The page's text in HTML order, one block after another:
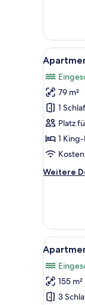
Zimmer
Alle
Fotos
für
9
79 m²
1
Platz
1
Weitere
Weitere
Alle
Fotos
für
9
155 m²
3